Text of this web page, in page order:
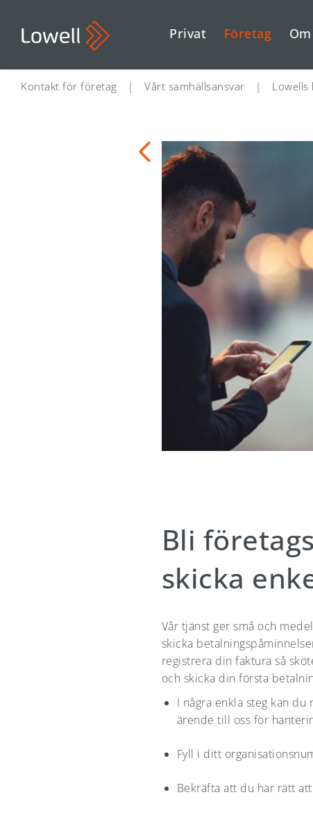
Privat Företag
Kontakt för företag | Vårt samhällsansvar | Lowells
Bli
skicka
Vår tjänst ger små och
skicka
registrera din faktura så
och skicka din första
I några enkla steg kan
ärende till oss för
Fyll i ditt
Bekräfta att du har rätt